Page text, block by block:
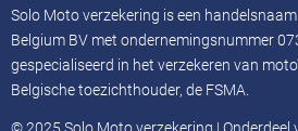
Solo Moto verzekering is een
Belgium BV met ondernemingsnummer
gespecialiseerd in het verzekeren van
Belgische toezichthouder, de FSMA.